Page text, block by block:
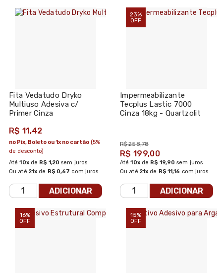
Fita Vedatudo Dryko
Multiuso Adesiva c/
Primer Cinza
R$ 11,42
Até10xde R$ 1,20 sem juros
Ou até 21x de R$ 0,67 com juros
no Pix, Boleto ou 1x no cartão (5%
de desconto)
ADICIONAR
23%
OFF
Impermeabilizante
Tecplus Lastic 7000
Cinza 18kg - Quartzolit
R$ 258,78
R$ 199,00
Até10xde R$ 19,90 sem juros
Ou até 21x de R$ 11,16 com juros
ADICIONAR
16%
OFF
15%
OFF